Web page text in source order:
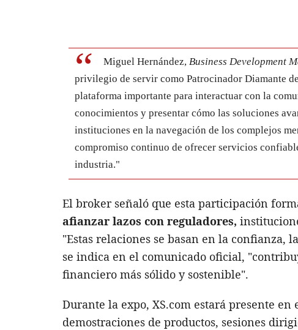
Miguel Hernández, Business Development
privilegio de servir como Patrocinador Diamante
plataforma importante para interactuar con la
conocimientos y presentar cómo las soluciones
instituciones en la navegación de los complejos
compromiso continuo de ofrecer servicios
industria."
El broker señaló que esta participación
afianzar lazos con reguladores,
"Estas relaciones se basan en la confianza,
se indica en el comunicado oficial,
financiero más sólido y sostenible".
Durante la expo, XS.com estará presente en
demostraciones de productos, sesiones